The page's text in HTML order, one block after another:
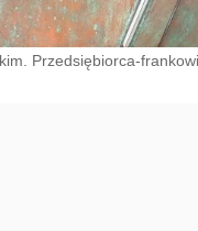
Przedsiębiorca-